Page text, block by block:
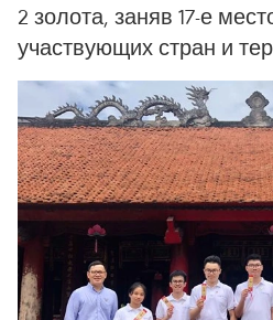
2 золота, заняв 17-е
участвующих стран и